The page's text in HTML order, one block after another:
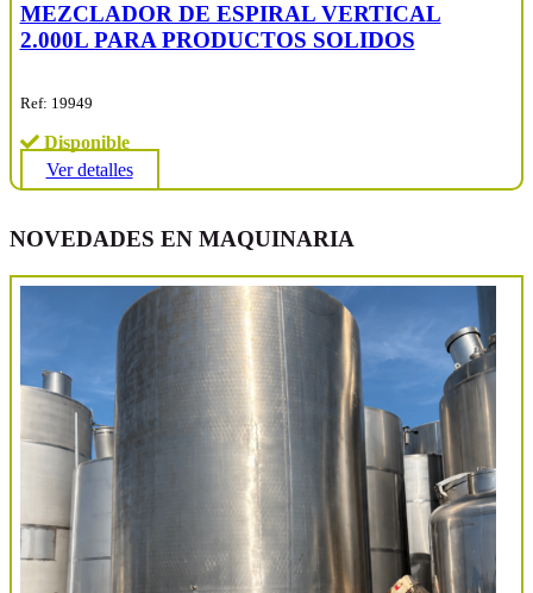
MEZCLADOR DE ESPIRAL VERTICAL
2.000L PARA PRODUCTOS SOLIDOS
Ref: 19949
Disponible
Ver detalles
NOVEDADES EN MAQUINARIA